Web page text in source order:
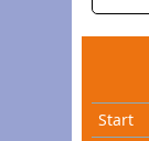
Start